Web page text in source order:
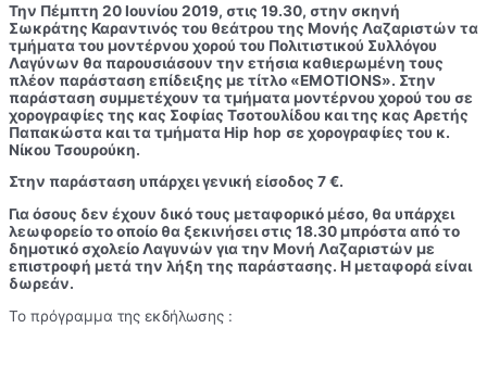
Την Πέμπτη 20 Ιουνίου 2019, στις 19.30, στην σκηνή
Σωκράτης Καραντινός του θεάτρου της Μονής Λαζαριστών τα
τμήματα του μοντέρνου χορού του Πολιτιστικού Συλλόγου
Λαγύνων θα παρουσιάσουν την ετήσια καθιερωμένη τους
πλέον παράσταση επίδειξης με τίτλο «EMOTIONS». Στην
παράσταση συμμετέχουν τα τμήματα μοντέρνου χορού του σε
χορογραφίες της κας Σοφίας Τσοτουλίδου και της κας Αρετής
Παπακώστα και τα τμήματα Hip hop σε χορογραφίες του κ.
Νίκου Τσουρούκη.
Στην παράσταση υπάρχει γενική είσοδος 7 €.
Για όσους δεν έχουν δικό τους μεταφορικό μέσο, θα υπάρχει
λεωφορείο το οποίο θα ξεκινήσει στις 18.30 μπρόστα από το
δημοτικό σχολείο Λαγυνών για την Μονή Λαζαριστών με
επιστροφή μετά την λήξη της παράστασης. Η μεταφορά είναι
δωρεάν.
Το πρόγραμμα της εκδήλωσης :